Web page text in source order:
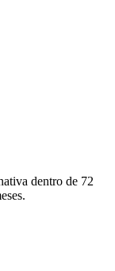
dentro de 72